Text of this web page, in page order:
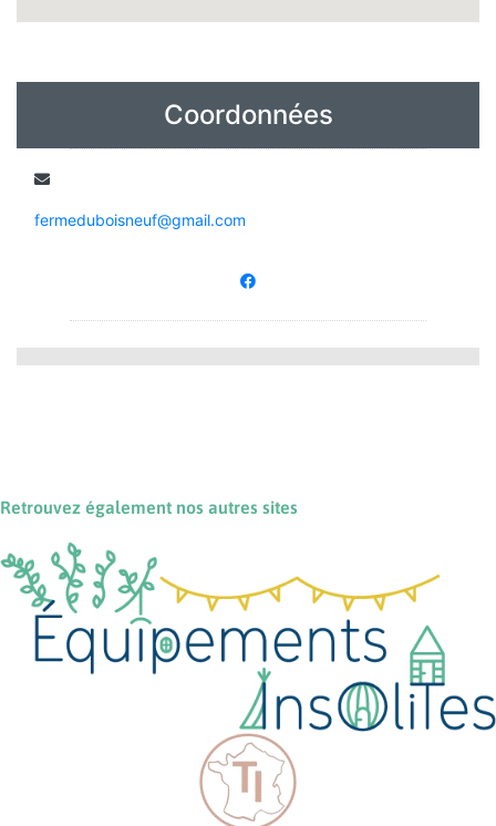
Coordonnées
fermeduboisneuf@gmail.com
Retrouvez également nos autres sites